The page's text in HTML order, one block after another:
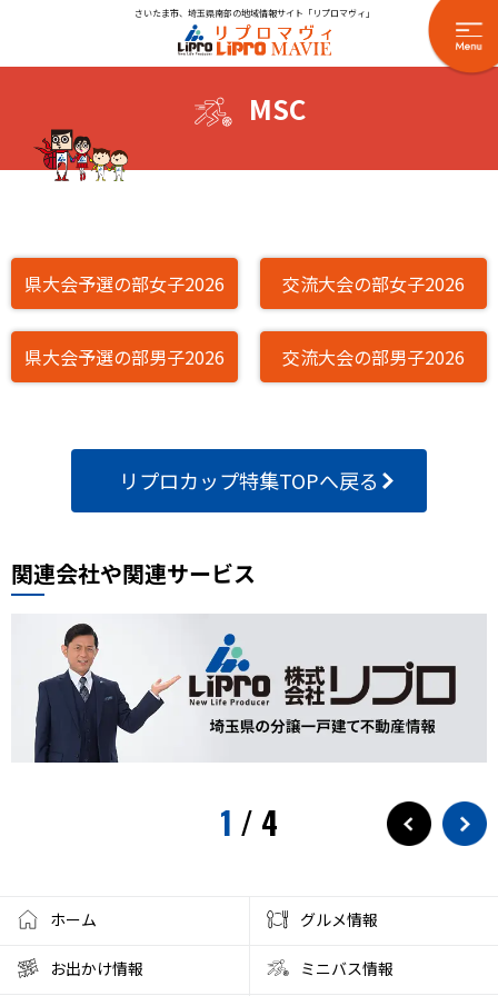
さいたま市、埼玉県南部の地域情報サイト「リプロマヴィ」
MSC
県大会予選の部女子2026 交流大会の部女子2026
県大会予選の部男子2026 交流大会の部男子2026
リプロカップ特集TOPへ戻る
関連会社や関連サービス
1 / 4
ホーム グルメ情報
お出かけ情報 ミニバス情報